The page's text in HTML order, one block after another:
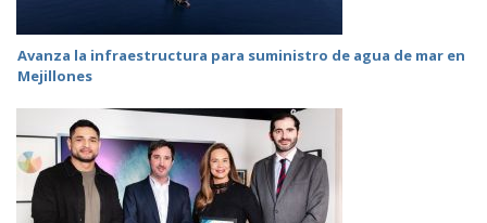
Avanza la infraestructura para suministro de agua de mar en
Mejillones